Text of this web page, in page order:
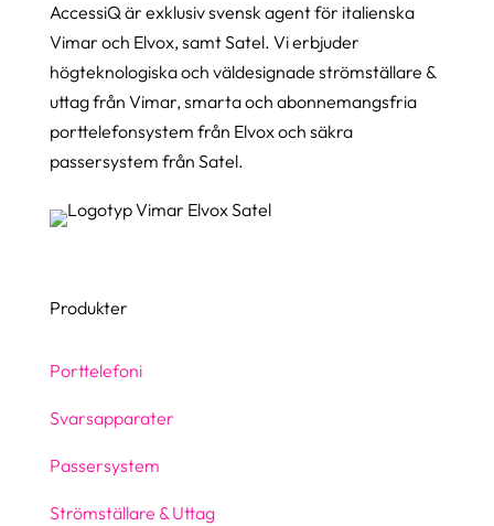
AccessiQ är exklusiv svensk agent för italienska
Vimar och Elvox, samt Satel. Vi erbjuder
högteknologiska och väldesignade strömställare &
uttag från Vimar, smarta och abonnemangsfria
porttelefonsystem från Elvox och säkra
passersystem från Satel.
Produkter
Porttelefoni
Svarsapparater
Passersystem
Strömställare & Uttag